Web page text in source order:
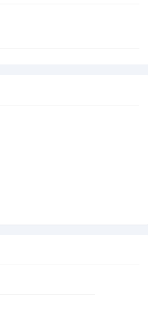
fee $ 405, receipt number